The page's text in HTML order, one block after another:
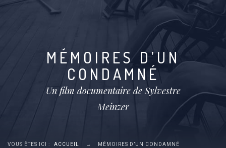
MÉMOIRES D’UN
CONDAMNÉ
Un film documentaire de Sylvestre
Meinzer
VOUS ÊTES ICI : ACCUEIL → MÉMOIRES D’UN CONDAMNÉ